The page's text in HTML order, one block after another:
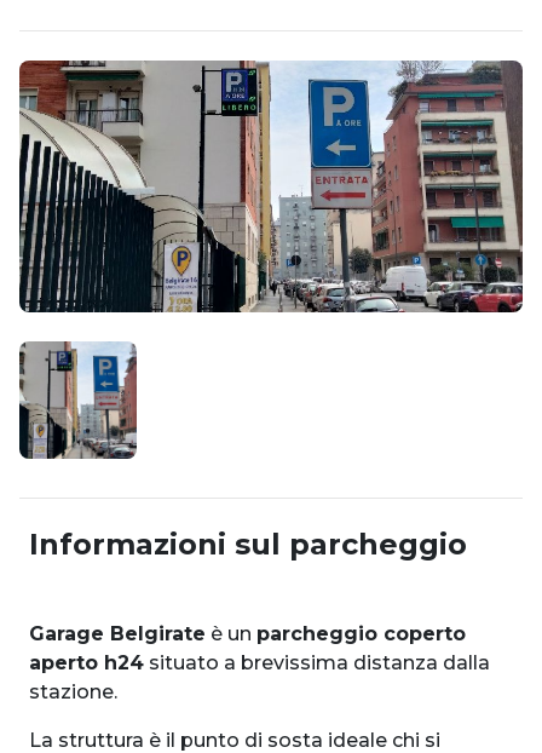
Informazioni sul parcheggio
Garage Belgirate è un parcheggio coperto
aperto h24 situato a brevissima distanza dalla
stazione.
La struttura è il punto di sosta ideale chi si